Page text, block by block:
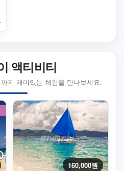
액티비티
지 재미있는 체험을 만나보세요.
160,000원